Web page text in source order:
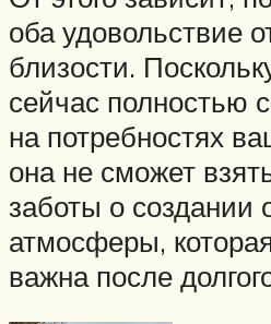
оба удовольствие
близости.
сейчас полностью
на потребностях
она не сможет
заботы о создании
атмосферы,
важна после